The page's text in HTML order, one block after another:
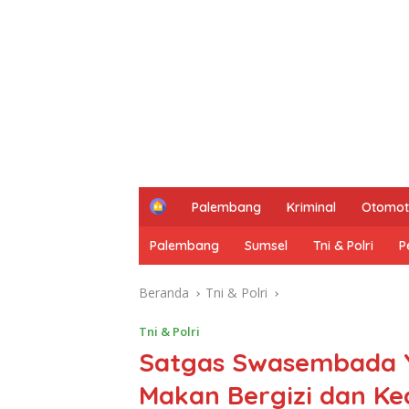
H
m
e
Palembang Kriminal
Palembang Sumsel Tni & Polri
Beranda Tni & Polri
Tni & Polri
Satgas Swasembada
Makan Bergizi dan